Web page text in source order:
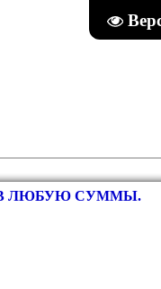
ЛЮБУЮ СУММЫ.